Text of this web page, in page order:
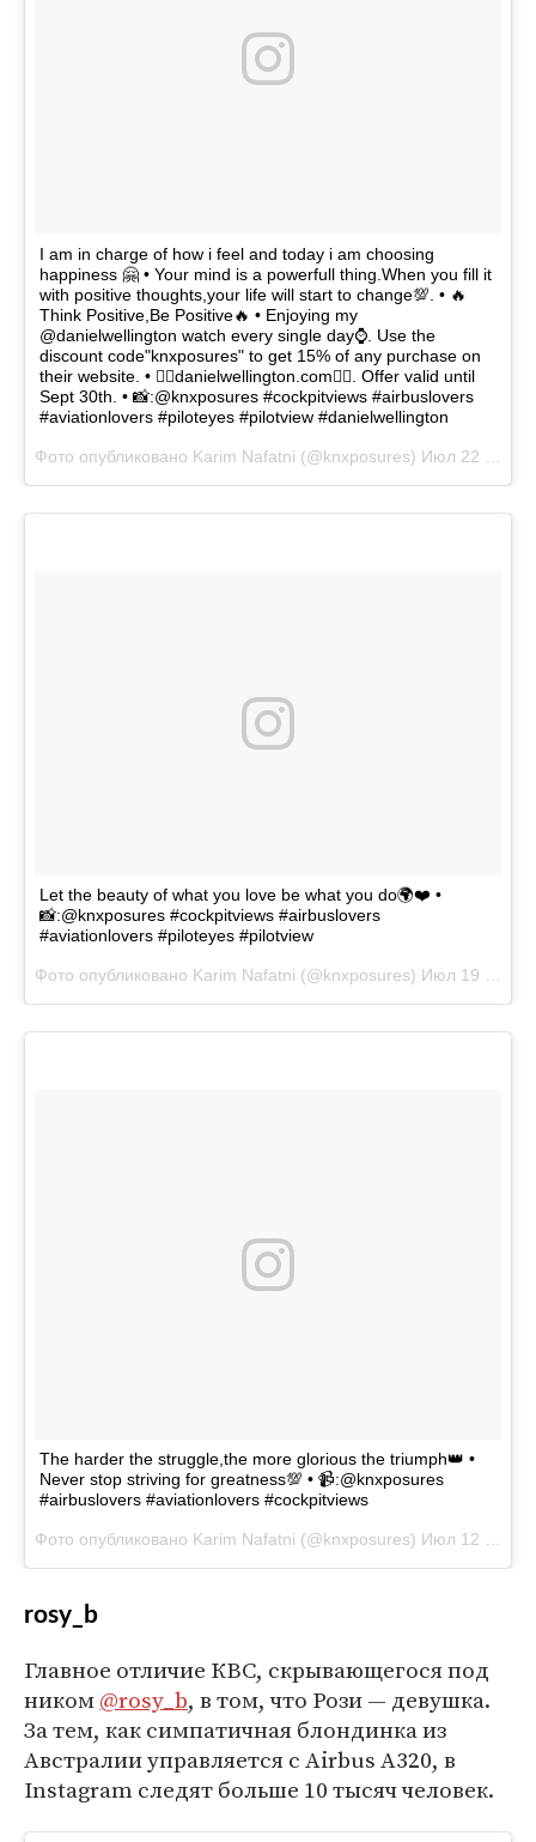
I am in charge of how i feel and today i am choosing
happiness 🤗 • Your mind is a powerfull thing.When you fill it
with positive thoughts,your life will start to change💯. • 🔥
Think Positive,Be Positive🔥 • Enjoying my
@danielwellington watch every single day⌚️. Use the
discount code"knxposures" to get 15% of any purchase on
their website. • 👉🏻danielwellington.com👈🏻. Offer valid until
Sept 30th. • 📸:@knxposures #cockpitviews #airbuslovers
#aviationlovers #piloteyes #pilotview #danielwellington
Фото опубликовано Karim Nafatni (@knxposures) Июл 22 2016 в 2:54 PDT
Let the beauty of what you love be what you do🌍❤️ •
📸:@knxposures #cockpitviews #airbuslovers
#aviationlovers #piloteyes #pilotview
Фото опубликовано Karim Nafatni (@knxposures) Июл 19 2016 в 12:53 PDT
The harder the struggle,the more glorious the triumph👑 •
Never stop striving for greatness💯 • 📹:@knxposures
#airbuslovers #aviationlovers #cockpitviews
Фото опубликовано Karim Nafatni (@knxposures) Июл 12 2016 в 6:12 PDT
rosy_b
Главное отличие КВС, скрывающегося под
ником@rosy_b, в том, что Рози — девушка.
За тем, как симпатичная блондинка из
Австралии управляется с Airbus A320, в
Instagram следят больше 10 тысяч человек.